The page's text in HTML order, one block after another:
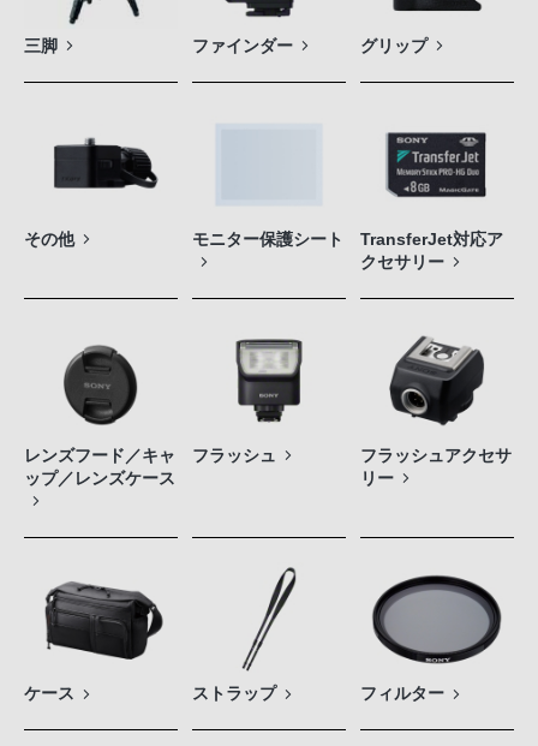
三脚 ファインダー グリップ
その他 モニター保護シート
TransferJet対応ア
クセサリー
レンズフード／キャ
ップ／レンズケース
フラッシュ
フラッシュアクセサ
リー
ケース ストラップ フィルター